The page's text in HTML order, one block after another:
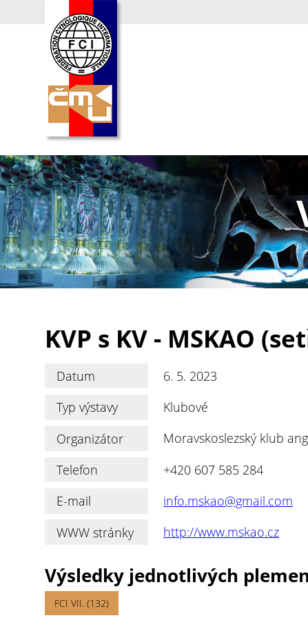
KVP s KV - MSKAO
Datum
6. 5. 2023
Typ výstavy
Klubové
Organizátor
Moravskoslezský klub
Telefon
+420 607 585 284
E-mail
info.mskao@gmail.com
WWW stránky
http://www.mskao.cz
Výsledky jednotlivých
FCI VII. (132)